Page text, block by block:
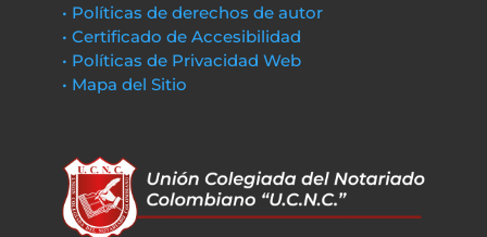
• Políticas de derechos de autor
• Certificado de Accesibilidad
• Políticas de Privacidad Web
• Mapa del Sitio